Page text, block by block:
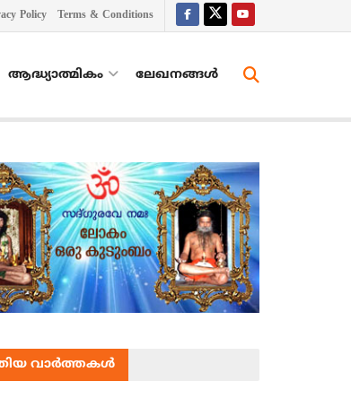
Policy Terms & Conditions
ആദ്ധ്യാത്മികം ലേഖനങ്ങള്‍
വാർത്തകൾ